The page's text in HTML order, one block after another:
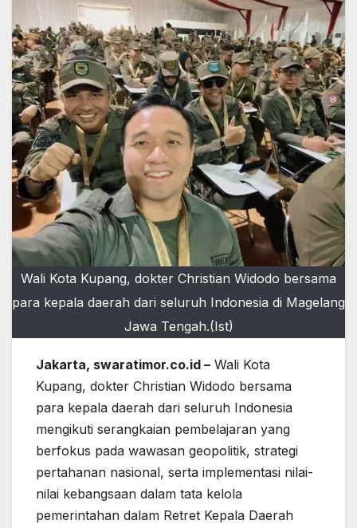
Wali Kota Kupang, dokter Christian Widodo bersama
para kepala daerah dari seluruh Indonesia di Magelang
Jawa Tengah.(Ist)
Jakarta, swaratimor.co.id – Wali Kota
Kupang, dokter Christian Widodo bersama
para kepala daerah dari seluruh Indonesia
mengikuti serangkaian pembelajaran yang
berfokus pada wawasan geopolitik, strategi
pertahanan nasional, serta implementasi nilai-
nilai kebangsaan dalam tata kelola
pemerintahan dalam Retret Kepala Daerah